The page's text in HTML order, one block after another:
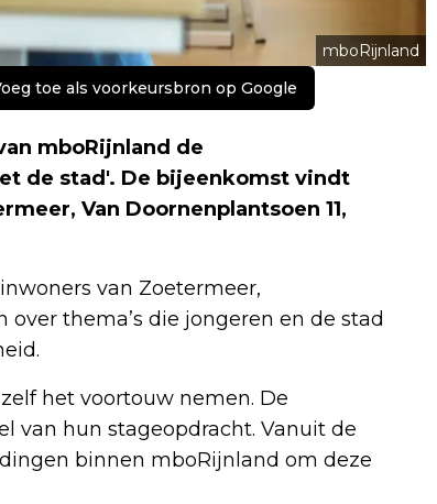
mboRijnland
toe als voorkeursbron op Google
mboRijnland de
de stad'. De bijeenkomst vindt
Van Doornenplantsoen 11,
van Zoetermeer,
thema’s die jongeren en de stad
het voortouw nemen. De
van hun stageopdracht. Vanuit de
binnen mboRijnland om deze